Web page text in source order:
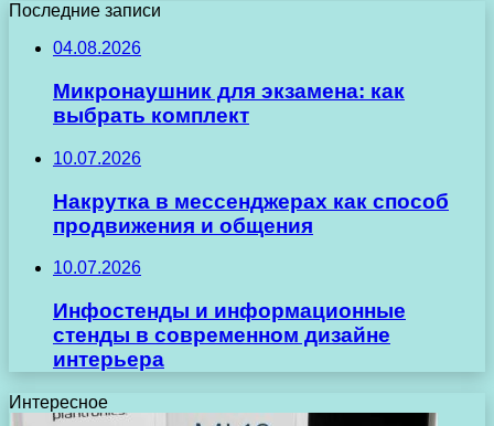
Последние записи
04.08.2026
Микронаушник для экзамена: как
выбрать комплект
10.07.2026
Накрутка в мессенджерах как способ
продвижения и общения
10.07.2026
Инфостенды и информационные
стенды в современном дизайне
интерьера
Интересное